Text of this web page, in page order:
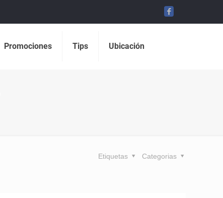
Promociones Tips Ubicación
Categorias
Etiquetas